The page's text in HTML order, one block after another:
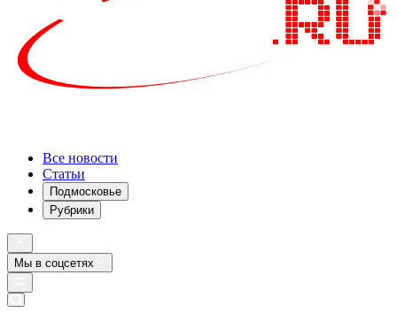
Все новости
Статьи
Подмосковье
Рубрики
Мы в соцсетях